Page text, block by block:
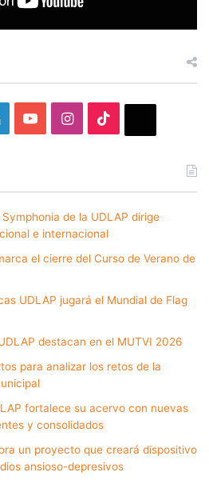
YouTubeInstagram
de la UDLAP dirige
e internacional
el cierre del Curso de Verano de
UDLAP jugará el Mundial de Flag
destacan en el MUTVI 2026
para analizar los retos de la
fortalece su acervo con nuevas
y consolidados
un proyecto que creará dispositivo
ansioso-depresivos